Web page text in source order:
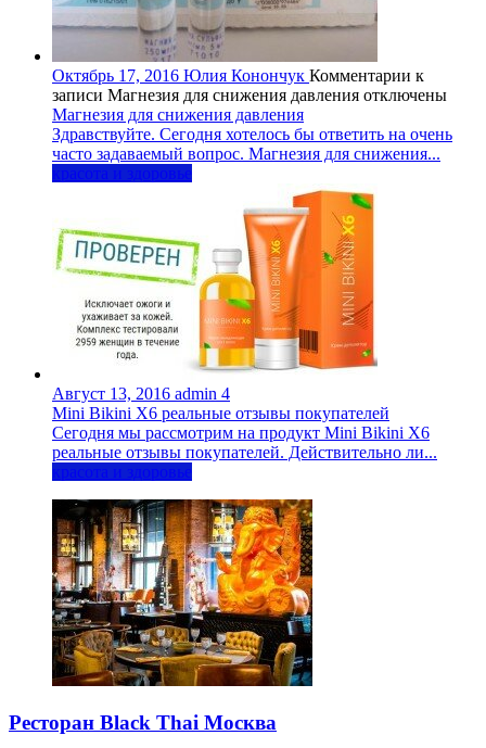
Октябрь 17, 2016 Юлия Конончук Комментарии к
записи Магнезия для снижения давления отключены
Магнезия для снижения давления
Здравствуйте. Сегодня хотелось бы ответить на очень
часто задаваемый вопрос. Магнезия для снижения...
красота и здоровье
Август 13, 2016 admin 4
Mini Bikini X6 реальные отзывы покупателей
Сегодня мы рассмотрим на продукт Mini Bikini X6
реальные отзывы покупателей. Действительно ли...
красота и здоровье
Ресторан Black Thai Москва